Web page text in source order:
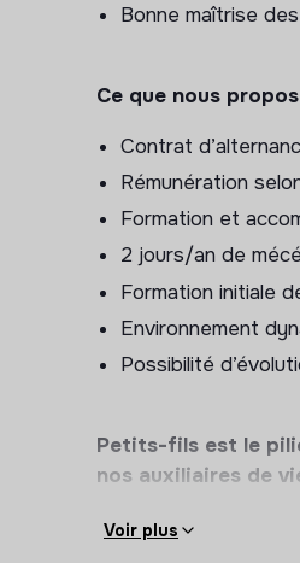
Bonne maîtrise
Ce que nous
Contrat
Rémunération
Formation et
2 jours/an de
Formation initiale
Environnement
Possibilité
Petits-fils est le
nos auxiliaires de
Voir plus